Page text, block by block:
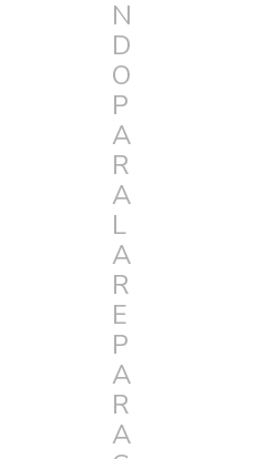
N
D
O
P
A
R
A
L
A
R
E
P
A
R
A